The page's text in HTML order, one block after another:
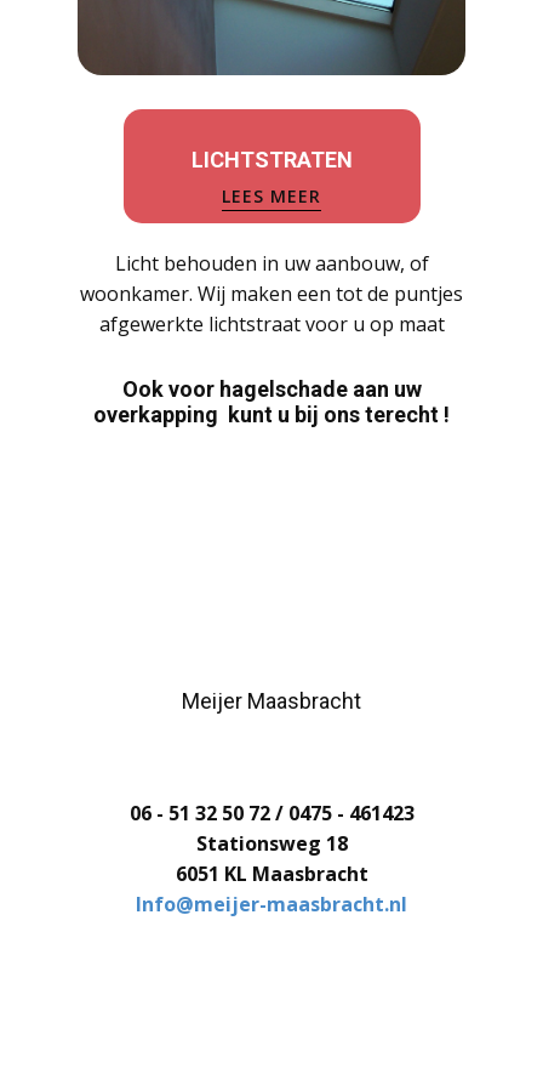
LICHTSTRATEN
LEES MEER
Licht behouden in uw aanbouw, of
woonkamer. Wij maken een tot de puntjes
afgewerkte lichtstraat voor u op maat
Ook voor hagelschade aan uw
overkapping kunt u bij ons terecht !
Meijer Maasbracht
06 - 51 32 50 72 / 0475 - 461423
Stationsweg 18
6051 KL Maasbracht
Info@meijer-maasbracht.nl